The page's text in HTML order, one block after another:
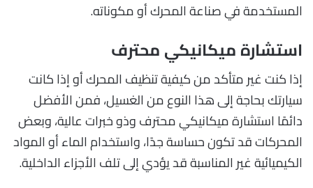
المستخدمة في صناعة المحرك أو مكوناته.
استشارة ميكانيكي محترف
إذا كنت غير متأكد من كيفية تنظيف المحرك أو إذا كانت
سيارتك بحاجة إلى هذا النوع من الغسيل، فمن الأفضل
دائمًا استشارة ميكانيكي محترف وذو خبرات عالية، وبعض
المحركات قد تكون حساسة جدًا، واستخدام الماء أو المواد
الكيميائية غير المناسبة قد يؤدي إلى تلف الأجزاء الداخلية.